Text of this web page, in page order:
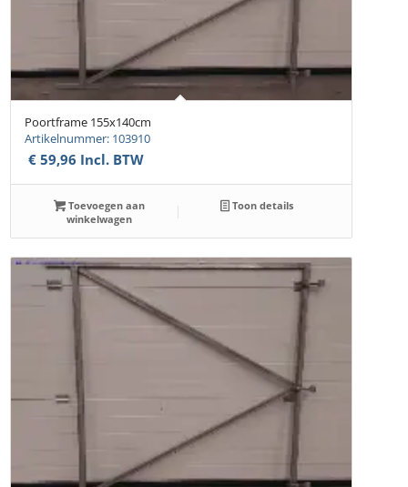
Poortframe 155x140cm
Artikelnummer: 103910
€ 59,96 Incl. BTW
Toevoegen aan
winkelwagen
Toon details